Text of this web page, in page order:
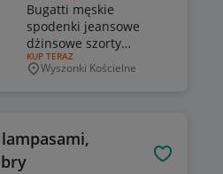
Bugatti męskie
spodenki jeansowe
dżinsowe szorty
jeans denim 52 XL
RODZAJ OFERTY:
KUP TERAZ
Miejscowość
Wyszonki Kościelne
Obserwuj